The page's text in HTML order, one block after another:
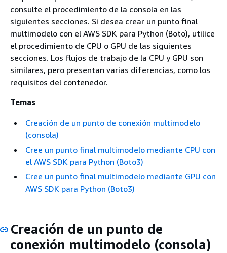
consulte el procedimiento de la consola en las
siguientes secciones. Si desea crear un punto final
multimodelo con el AWS SDK para Python (Boto), utilice
el procedimiento de CPU o GPU de las siguientes
secciones. Los flujos de trabajo de la CPU y GPU son
similares, pero presentan varias diferencias, como los
requisitos del contenedor.
Temas
Creación de un punto de conexión multimodelo
(consola)
Cree un punto final multimodelo mediante CPU con
el AWS SDK para Python (Boto3)
Cree un punto final multimodelo mediante GPU con
AWS SDK para Python (Boto3)
Creación de un punto de
conexión multimodelo (consola)